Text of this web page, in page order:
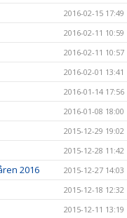
2016-02-15 17:49
2016-02-11 10:59
2016-02-11 10:57
2016-02-01 13:41
2016-01-14 17:56
2016-01-08 18:00
2015-12-29 19:02
2015-12-28 11:42
2016 2015-12-27 14:03
2015-12-18 12:32
2015-12-11 13:19